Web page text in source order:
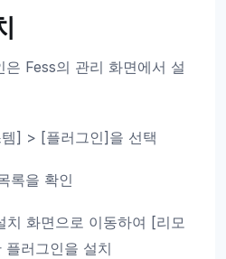
Fess의 관리 화면에서 설
] > [플러그인]을 선택
록을 확인
치 화면으로 이동하여 [리모
러그인을 설치